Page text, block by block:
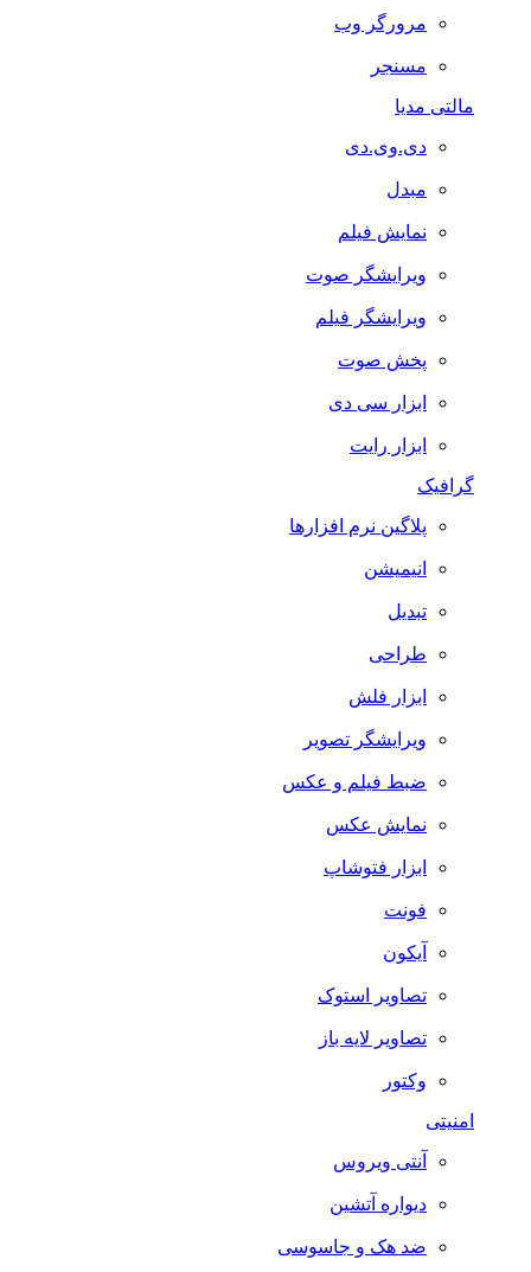
مرورگر وب
مسنجر
مالتی مدیا
دی.وی.دی
مبدل
نمایش فیلم
ویرایشگر صوت
ویرایشگر فیلم
پخش صوت
ابزار سی دی
ابزار رایت
گرافیک
پلاگین نرم افزارها
انیمیشن
تبدیل
طراحی
ابزار فلش
ویرایشگر تصویر
ضبط فيلم و عكس
نمایش عکس
ابزار فتوشاپ
فونت
آیکون
تصاویر استوک
تصاویر لایه باز
وکتور
امنیتی
آنتی ویروس
دیواره آتشین
ضد هک و جاسوسی